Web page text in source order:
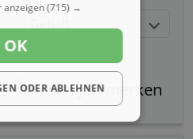
anzeigen(715) →
OK
ODER ABLEHNEN